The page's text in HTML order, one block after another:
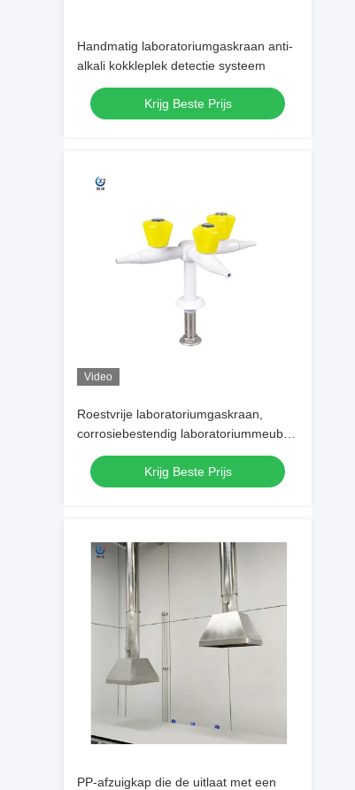
Handmatig laboratoriumgaskraan anti-
alkali kokkleplek detectie systeem
Krijg Beste Prijs
Video
Roestvrije laboratoriumgaskraan,
corrosiebestendig laboratoriummeubel
Accessoires
Krijg Beste Prijs
PP-afzuigkap die de uitlaat met een